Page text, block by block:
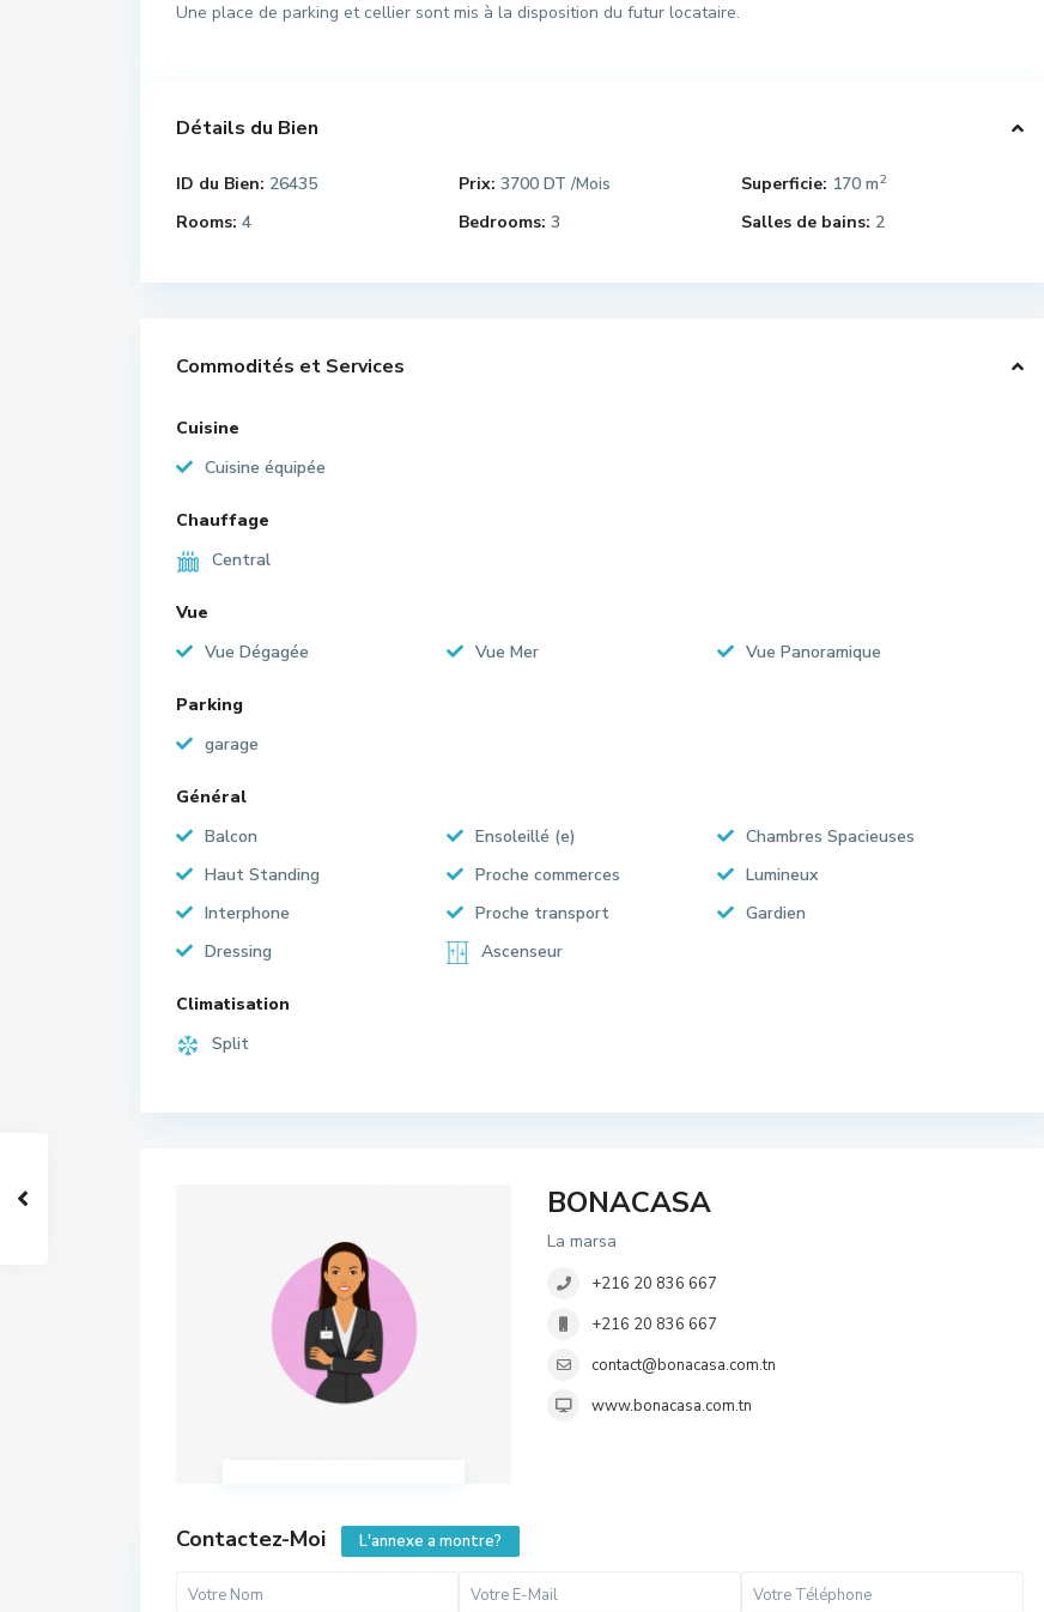
Une place de parking et cellier sont mis à la disposition du futur locataire.
Détails du Bien
ID du Bien: 26435 Prix: 3700 DT /Mois Superficie: 170 m2
Rooms: 4 Bedrooms: 3 Salles de bains: 2
Commodités et Services
Cuisine
Cuisine équipée
Chauffage
Central
Vue
Vue Dégagée
Vue Mer Vue Panoramique
Parking
garage
Général
Balcon
Ensoleillé (e)
Chambres Spacieuses
Haut Standing
Proche commerces
Lumineux
Interphone
Proche transport
Gardien
Dressing
Ascenseur
Climatisation
Split
BONACASA
La marsa
+216 20 836 667
+216 20 836 667
contact@bonacasa.com.tn
www.bonacasa.com.tn
Contactez-Moi L'annexe a montre?